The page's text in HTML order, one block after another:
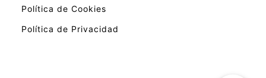
Política de Cookies
Política de Privacidad